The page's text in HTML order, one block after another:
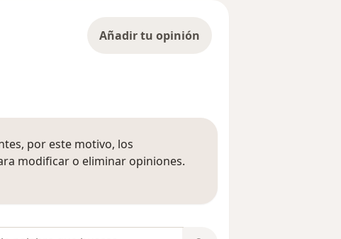
Añadir tu opinión
por este motivo, los
modificar o eliminar opiniones.
opiniones